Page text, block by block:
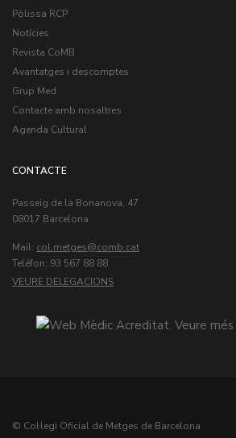
Pòlissa RCP
Notícies
Revista CoMB
Avantatges i descomptes
Grup Med
Contacte amb nosaltres
Agenda Cultural
CONTACTE
Passeig de la Bonanova, 47
08017 Barcelona
Mail: col.metges
Teléfon: 93 567 88 88
VEURE DELEGACIONS
© Col·legi Oficial de Metges de Barcelona